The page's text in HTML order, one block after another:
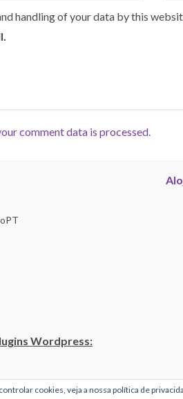
handling of your data by this
comment data is processed.
Wordpress:
cookies, veja a nossa política de